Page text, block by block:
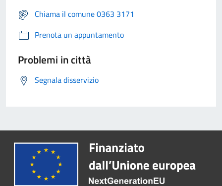
Chiama il comune 0363 3171
Prenota un appuntamento
Problemi in città
Segnala disservizio